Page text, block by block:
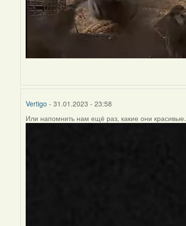
Vertigo - 31.01.2023 - 23:58
Или напомнить нам ещё раз, какие они красивые.